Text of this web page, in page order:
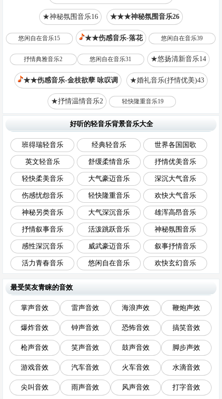
★神秘氛围音乐16 ★★★神秘氛围音乐26
悠闲自在音乐15 ★★伤感音乐-落花 悠闲自在音乐39
抒情典雅音乐2 悠闲自在音乐31 ★悠扬清新音乐14
★★伤感音乐-金枝欲孽 咏叹调 ★婚礼音乐(抒情优美)43
★抒情温情音乐2 轻快隆重音乐19
好听的轻音乐背景音乐大全
班得瑞轻音乐 经典轻音乐 世界各国国歌
英文轻音乐 舒缓柔情音乐 抒情优美音乐
轻快柔美音乐 大气豪迈音乐 深沉大气音乐
伤感忧怨音乐 轻快隆重音乐 欢快大气音乐
神秘另类音乐 大气深沉音乐 雄浑高昂音乐
抒情叙事音乐 活泼跳跃音乐 神秘氛围音乐
感性深沉音乐 威武豪迈音乐 叙事抒情音乐
活力青春音乐 悠闲自在音乐 欢快玄幻音乐
最受笑友青睐的音效
掌声音效 雷声音效 海浪声效 鞭炮声效
爆炸音效 钟声音效 恐怖音效 搞笑音效
枪声音效 笑声音效 鼓声音效 脚步声效
游戏音效 汽车音效 火车音效 水滴音效
尖叫音效 雨声音效 风声音效 打字音效